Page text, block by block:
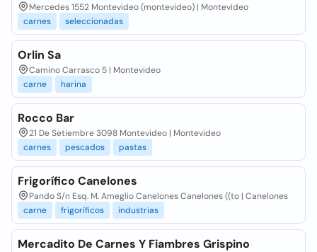
Mercedes 1552 Montevideo (montevideo) | Montevideo
carnes
seleccionadas
Orlin Sa
Camino Carrasco 5 | Montevideo
carne
harina
Rocco Bar
21 De Setiembre 3098 Montevideo | Montevideo
carnes
pescados pastas
Frigorífico Canelones
Pando S/n Esq. M. Ameglio Canelones Canelones ((to | Canelones
carne
frigoríficos industrias
Mercadito De Carnes Y Fiambres Grispino